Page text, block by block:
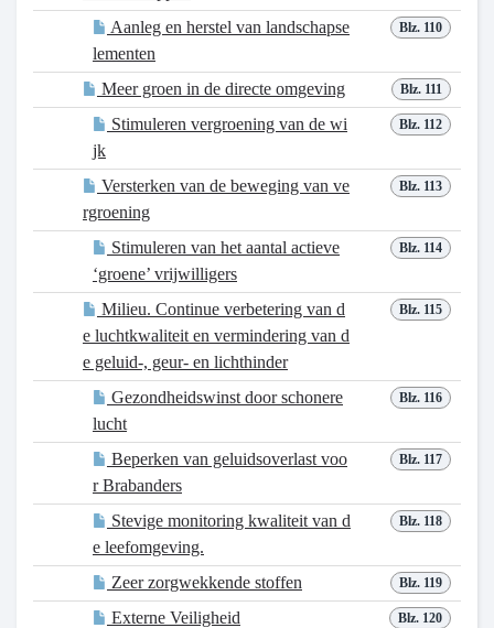
Blz. 110
Aanleg en herstel van landschapse
lementen
Blz. 111
Meer groen in de directe omgeving
Blz. 112
Stimuleren vergroening van de wi
jk
Blz. 113
Versterken van de beweging van ve
rgroening
Blz. 114
Stimuleren van het aantal actieve
‘groene’ vrijwilligers
Blz. 115
Milieu. Continue verbetering van d
e luchtkwaliteit en vermindering van d
e geluid-, geur- en lichthinder
Blz. 116
Gezondheidswinst door schonere
lucht
Blz. 117
Beperken van geluidsoverlast voo
r Brabanders
Blz. 118
Stevige monitoring kwaliteit van d
e leefomgeving.
Blz. 119
Zeer zorgwekkende stoffen
Blz. 120
Externe Veiligheid